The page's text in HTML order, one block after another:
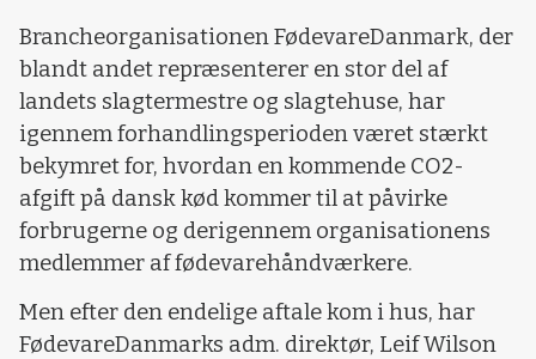
Brancheorganisationen FødevareDanmark, der
blandt andet repræsenterer en stor del af
landets slagtermestre og slagtehuse, har
igennem forhandlingsperioden været stærkt
bekymret for, hvordan en kommende CO2-
afgift på dansk kød kommer til at påvirke
forbrugerne og derigennem organisationens
medlemmer af fødevarehåndværkere.
Men efter den endelige aftale kom i hus, har
FødevareDanmarks adm. direktør, Leif Wilson